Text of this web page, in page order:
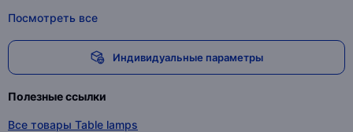
Посмотреть все
Индивидуальные параметры
Полезные ссылки
Все товары Table lamps